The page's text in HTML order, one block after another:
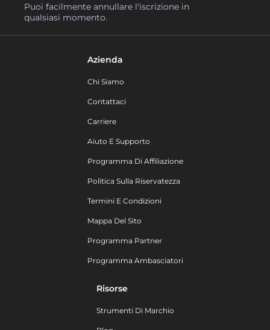
Puoi facilmente annullare l'iscrizione in
qualsiasi momento.
Azienda
Chi Siamo
Contattaci
Carriere
Aiuto E Supporto
Programma Di Affiliazione
Politica Sulla Riservatezza
Termini E Condizioni
Mappa Del Sito
Programma Partner
Programma Ambasciatori
Risorse
Strumenti Di Marchio